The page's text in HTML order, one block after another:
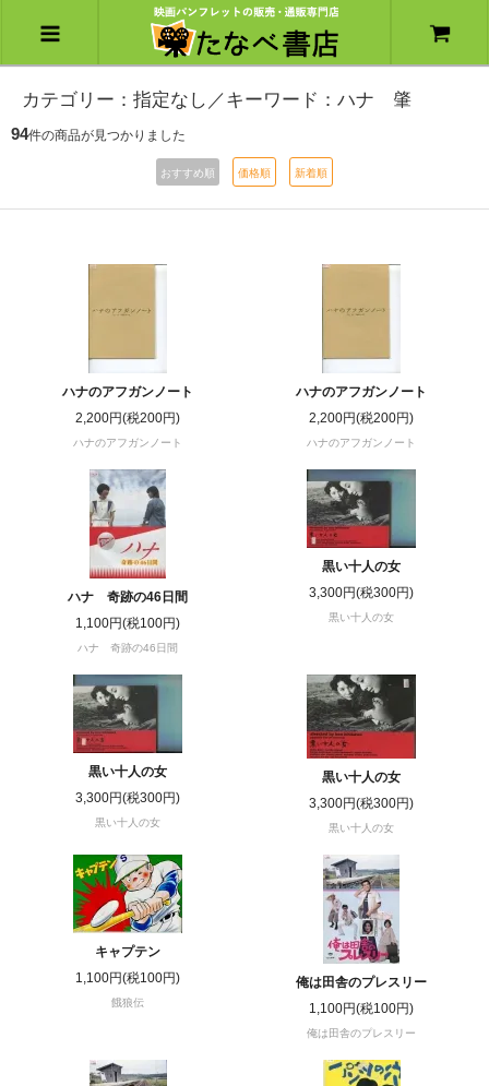
カテゴリー：指定なし／キーワード：ハナ 肇
94件の商品が見つかりました
おすすめ順 価格順 新着順
ハナのアフガンノート
2,200円(税200円)
ハナのアフガンノート
ハナのアフガンノート
2,200円(税200円)
ハナのアフガンノート
ハナ 奇跡の46日間
1,100円(税100円)
ハナ 奇跡の46日間
黒い十人の女
3,300円(税300円)
黒い十人の女
黒い十人の女
3,300円(税300円)
黒い十人の女
黒い十人の女
3,300円(税300円)
黒い十人の女
キャプテン
1,100円(税100円)
餓狼伝
俺は田舎のプレスリー
1,100円(税100円)
俺は田舎のプレスリー